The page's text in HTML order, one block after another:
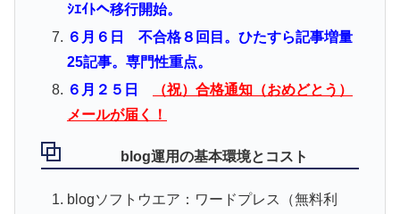
ｼｴｲﾄへ移行開始。
６月６日 不合格８回目。ひたすら記事増量
25記事。専門性重点。
６月２５日
（祝）合格通知（おめどとう）
メールが届く！
blog運用の基本環境とコスト
blogソフトウエア：ワードプレス（無料利